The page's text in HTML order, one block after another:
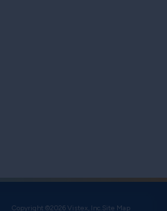
Copyright ©2026 Vistex, Inc. Site Map